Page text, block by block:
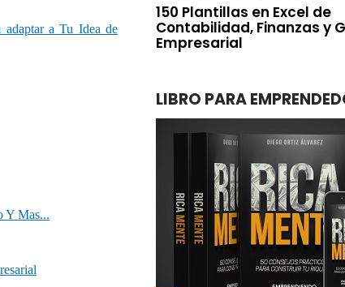
a Tu Idea de
Y Mas...
150 Plantillas en Excel de
Contabilidad, Finanzas y
Empresarial
LIBRO PARA